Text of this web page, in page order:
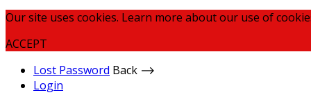
Our site uses cookies. Learn more about our use of
ACCEPT
Lost Password Back ⟶
Login